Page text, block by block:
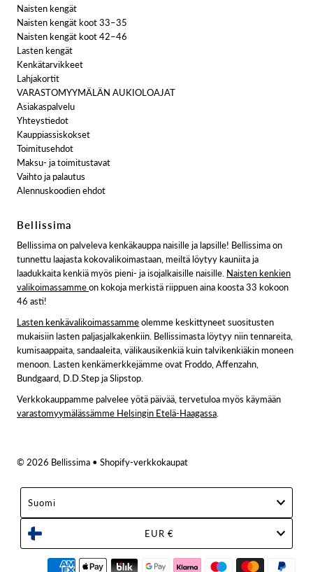
Naisten kengät
Naisten kengät koot 33–35
Naisten kengät koot 42–46
Lasten kengät
Kenkätarvikkeet
Lahjakortit
VARASTOMYYMÄLÄN AUKIOLOAJAT
Asiakaspalvelu
Yhteystiedot
Kauppiassiskokset
Toimitusehdot
Maksu- ja toimitustavat
Vaihto ja palautus
Alennuskoodien ehdot
Bellissima
Bellissima on palveleva kenkäkauppa naisille ja lapsille! Bellissima on
tunnettu laajasta kokovalikoimastaan, meiltä löytyy kauniita ja
laadukkaita kenkiä myös pieni- ja isojalkaisille naisille. Naisten kenkien
valikoimassammeon kokoja merkistä riippuen aina koosta 33 kokoon
46 asti!
Lasten kenkävalikoimassammeolemme keskittyneet suositusten
mukaisiin lasten paljasjalkakenkiin. Bellissimasta löytyy niin tennareita,
kumisaappaita, sandaaleita, välikausikenkiä kuin talvikenkiäkin moneen
menoon. Lasten kenkämerkkejämme ovat Froddo, Affenzahn,
Bundgaard, D.D.Step ja Slipstop.
Verkkokauppamme palvelee yötä päivää, tervetuloa myös käymään
varastomyymälässämme Helsingin Etelä-Haagassa
© 2026 Bellissima • Shopify-verkkokaupat
Suomi
EUR €